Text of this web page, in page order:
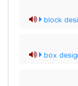
block
box